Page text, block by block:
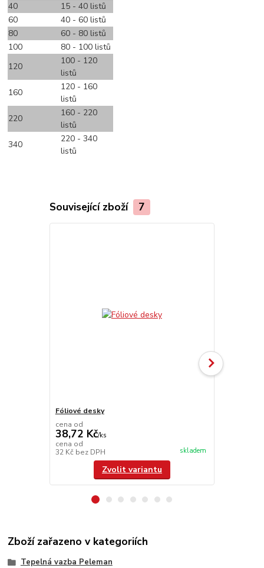
40
15 - 40 listů
60
40 - 60 listů
80
60 - 80 listů
100
80 - 100 listů
120
100 - 120
listů
160
120 - 160
listů
220
160 - 220
listů
340
220 - 340
listů
Související zboží 7
Fóliové desky
cena od
38,72 Kč/ks
cena od
32 Kč bez DPH skladem
Zvolit variantu
Zboží zařazeno v kategoriích
Tepelná vazba Peleman